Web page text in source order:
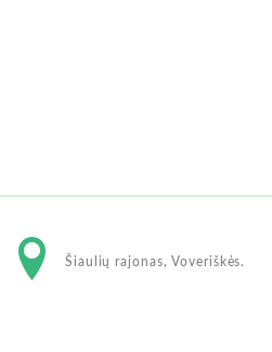
Šiaulių rajonas, Voveriškės.